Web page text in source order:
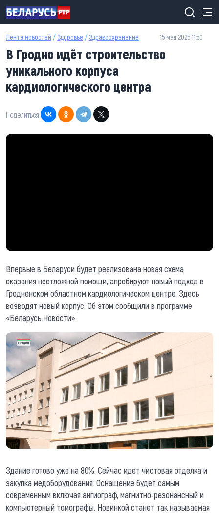
Перейти к основному содержанию
Лента новостей / Здоровье / Здравоохранение 15 мая 2025 11:50
В Гродно идёт строительство
уникального корпуса
кардиологического центра
Поделиться:
Впервые в Беларуси будет реализована новая схема
оказания неотложной помощи, апробируют новый подход в
Гродненском областном кардиологическом центре. Здесь
возводят новый корпус. Об этом сообщили в программе
«Беларусь.Новости».
Здание готово уже на 80%. Сейчас идет чистовая отделка и
закупка медоборудования. Оснащение будет самым
современным включая ангиограф, магнитно-резонансный и
компьютерный томографы. Новинкой станет так называемая